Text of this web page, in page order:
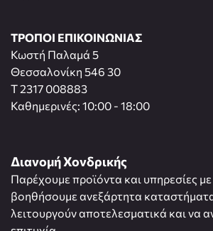
ΤΡΟΠΟΙ ΕΠΙΚΟΙΝΩΝΙΑΣ
Κωστή Παλαμά 5
Θεσσαλονίκη 546 30
T 2317 008883
Καθημερινές: 10:00 - 18:00
Διανομή Χονδρικής
Παρέχουμε προϊόντα και υπηρεσίες
βοηθήσουμε ανεξάρτητα καταστήματα
λειτουργούν αποτελεσματικά και να